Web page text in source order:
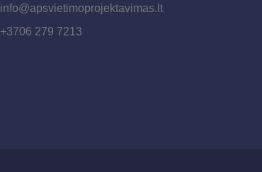
info@apsvietimoprojektavimas.lt
+3706 279 7213